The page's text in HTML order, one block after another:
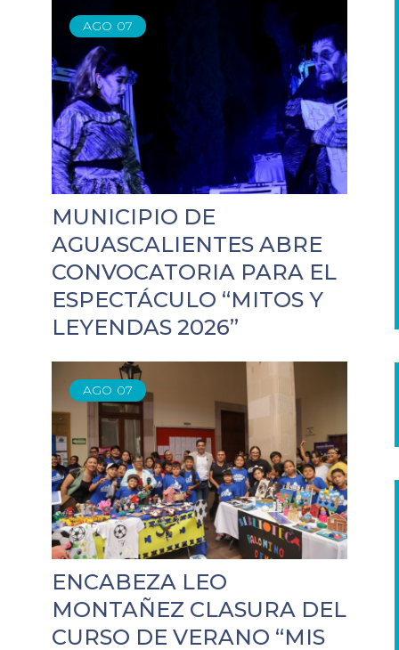
AGO 07
MUNICIPIO DE
AGUASCALIENTES ABRE
CONVOCATORIA PARA EL
ESPECTÁCULO “MITOS Y
LEYENDAS 2026”
AGO 07
ENCABEZA LEO
MONTAÑEZ CLASURA DEL
CURSO DE VERANO “MIS